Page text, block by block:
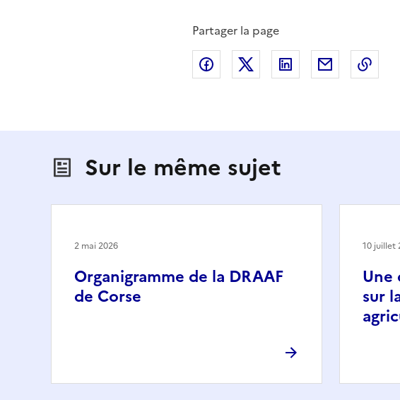
Partager la page
Partager sur Facebook
Partager sur X
Partager surPartager
Sur le même sujet
Organigramme de la DRAAF
de Corse
2 mai 2026
Une
sur
10 juillet